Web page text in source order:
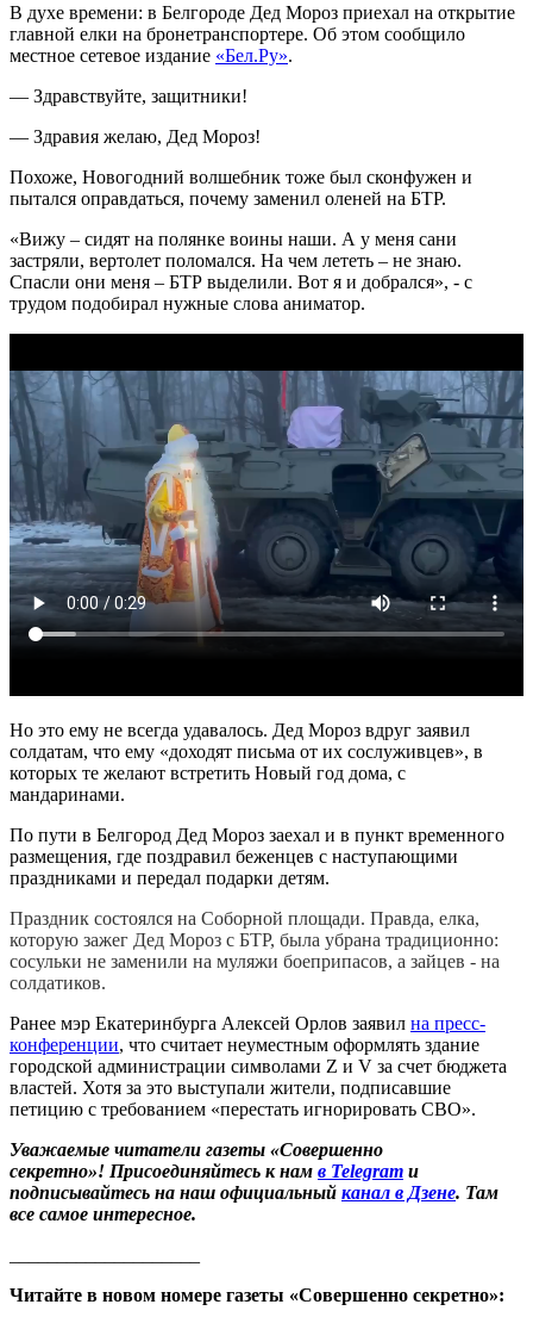
В духе времени: в Белгороде Дед Мороз приехал на открытие
главной елки на бронетранспортере. Об этом сообщило
местное сетевое издание «Бел.Ру».
— Здравствуйте, защитники!
— Здравия желаю, Дед Мороз!
Похоже, Новогодний волшебник тоже был сконфужен и
пытался оправдаться, почему заменил оленей на БТР.
«Вижу – сидят на полянке воины наши. А у меня сани
застряли, вертолет поломался. На чем лететь – не знаю.
Спасли они меня – БТР выделили. Вот я и добрался», - с
трудом подобирал нужные слова аниматор.
Но это ему не всегда удавалось. Дед Мороз вдруг заявил
солдатам, что ему «доходят письма от их сослуживцев», в
которых те желают встретить Новый год дома, с
мандаринами.
По пути в Белгород Дед Мороз заехал и в пункт временного
размещения, где поздравил беженцев с наступающими
праздниками и передал подарки детям.
Праздник состоялся на Соборной площади. Правда, елка,
которую зажег Дед Мороз с БТР, была убрана традиционно:
сосульки не заменили на муляжи боеприпасов, а зайцев - на
солдатиков.
Ранее мэр Екатеринбурга Алексей Орлов заявил на пресс-
конференции, что считает неуместным оформлять здание
городской администрации символами Z и V за счет бюджета
властей. Хотя за это выступали жители, подписавшие
петицию с требованием «перестать игнорировать СВО».
Уважаемые читатели газеты «Совершенно
секретно»! Присоединяйтесь к нам в Telegram и
подписывайтесь на наш официальный канал в Дзене. Там
все самое интересное.
Читайте в новом номере газеты «Совершенно секретно»: